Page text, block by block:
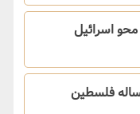
اسرائیل
فلسطین